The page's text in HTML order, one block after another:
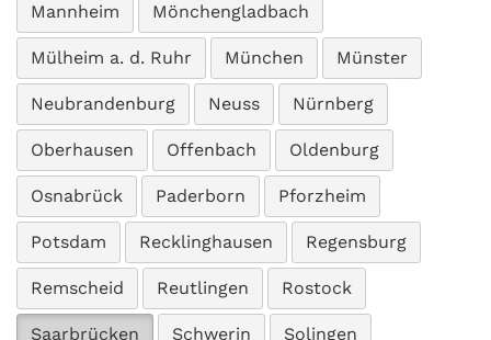
Mannheim Mönchengladbach
Mülheim a. d. Ruhr München Münster
Neubrandenburg Neuss Nürnberg
Oberhausen Offenbach Oldenburg
Osnabrück Paderborn Pforzheim
Potsdam Recklinghausen Regensburg
Remscheid Reutlingen Rostock
Saarbrücken Schwerin Solingen